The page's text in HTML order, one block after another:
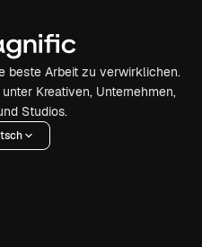
beste Arbeit zu verwirklichen.
Kreativen, Unternehmen,
Studios.